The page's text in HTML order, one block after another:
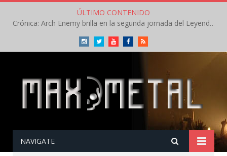
ÚLTIMO CONTENIDO
Crónica: Arch Enemy brilla en la segunda jornada del Leyendas del Rock – Jueves – Agosto 2026
InstagramTwitterYoutubeFacebookRSS
NAVIGATE